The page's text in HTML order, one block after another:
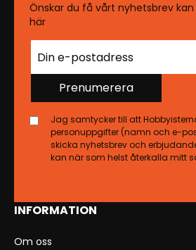
INFORMATION
Om oss
Önskar du få vårt nyhetsbrev
här
Prenumerera
Jag samtycker till att
personuppgifter (namn och e-
skicka nyhetsbrev och
kan när som helst återkalla mitt